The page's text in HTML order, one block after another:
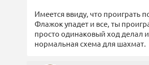
Имеется ввиду, что проиграть
Флажок упадет и все, ты
просто одинаковый ход делал
нормальная схема для шахмат.